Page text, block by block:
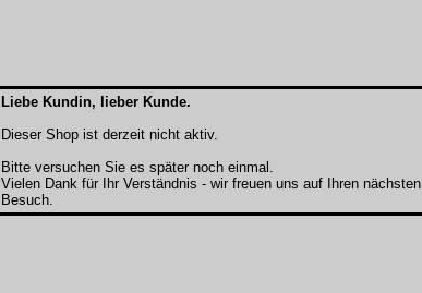
Liebe Kundin, lieber Kunde.
Dieser Shop ist derzeit nicht aktiv.
Bitte versuchen Sie es später noch einmal.
Vielen Dank für Ihr Verständnis - wir freuen uns auf Ihren nächsten
Besuch.